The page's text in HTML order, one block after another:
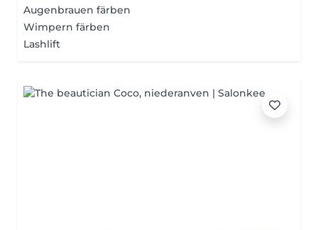
Augenbrauen färben
Wimpern färben
Lashlift